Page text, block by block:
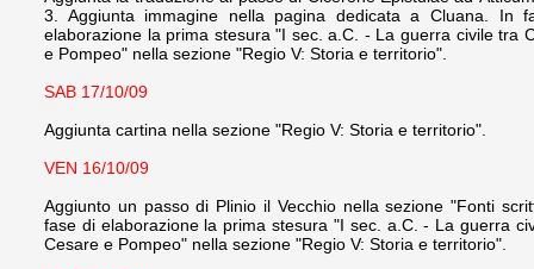
3. Aggiunta immagine nella pagina dedicata a Cluana.
In
elaborazione la prima stesura "I sec. a.C. - La guerra civile tra
e Pompeo" nella sezione "Regio V: Storia e territorio".
SAB 17/10/09
Aggiunta cartina nella sezione "Regio V: Storia e territorio".
VEN 16/10/09
Aggiunto un passo di Plinio il Vecchio nella sezione "Fonti
fase di elaborazione la prima stesura "I sec. a.C. - La guerra
Cesare e Pompeo" nella sezione "Regio V: Storia e territorio".